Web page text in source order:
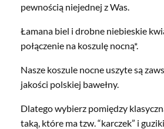
pewnością niejednej z Was.
Łamana biel i drobne niebieskie
połączenie na koszulę nocną*.
Nasze koszule nocne uszyte są
jakości polskiej bawełny.
Dlatego wybierz pomiędzy
taką, które ma tzw. “karczek” i